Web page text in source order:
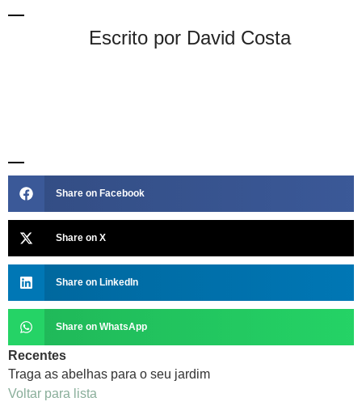
Escrito por David Costa
Share on Facebook
Share on X
Share on LinkedIn
Share on WhatsApp
Recentes
Traga as abelhas para o seu jardim
Voltar para lista